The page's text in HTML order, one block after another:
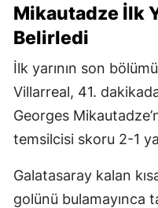
Mikautadze İlk
Belirledi
İlk yarının son
Villarreal, 41.
Georges
temsilcisi skoru 2-1
Galatasaray kalan
golünü bulamayınca